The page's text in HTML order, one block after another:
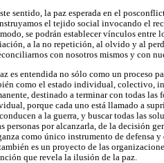
sentido, la paz esperada en el
el tejido social invocando el
se podrán establecer vínculos entre
a la no repetición, al olvido y al
con nosotros mismos y con
es entendida no sólo como un proceso
como el estado individual, colectivo,
destinado a terminar con todas las
porque cada uno está llamado a
a la guerra, y buscar todas las
personas por alcanzarla, de la decisión
como único instrumento de defensa
es un proyecto de las
que revela la ilusión de la paz.